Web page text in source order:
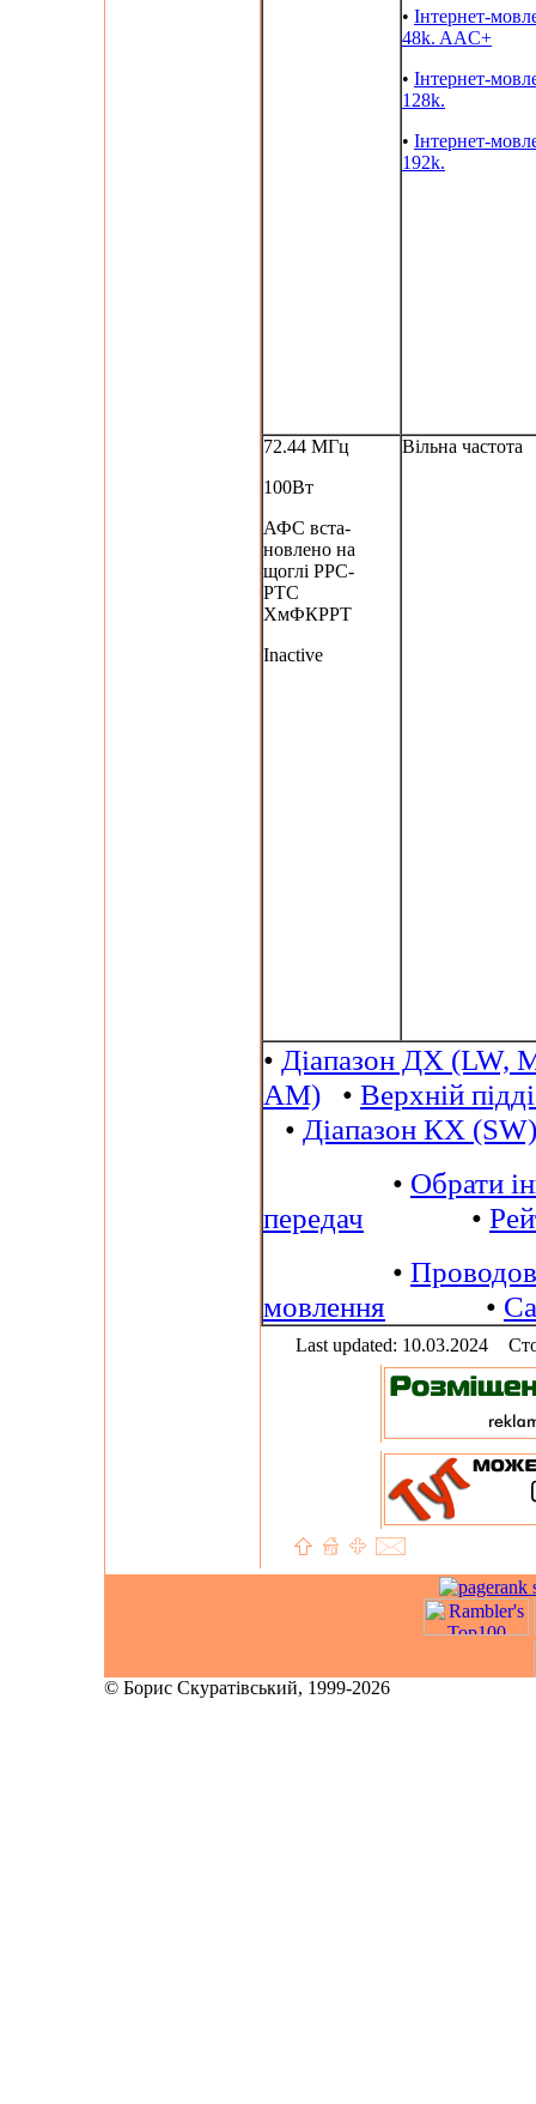
• Інтернет-
48k. AAC+
• Інтернет-
128k.
• Інтернет-
192k.
72.44 МГц
100Вт
АФС вста-
новлено на
щоглі РРС-
РТС
ХмФКРРТ
Inactive
Вільна частота
• Діапазон ДХ (LW,
AM) • Верхній
• Діапазон КХ (SW)
• Обрати
передач •
•
мовлення •
Last updated: 10.03.2024
© Борис Скуратівський, 1999-2026